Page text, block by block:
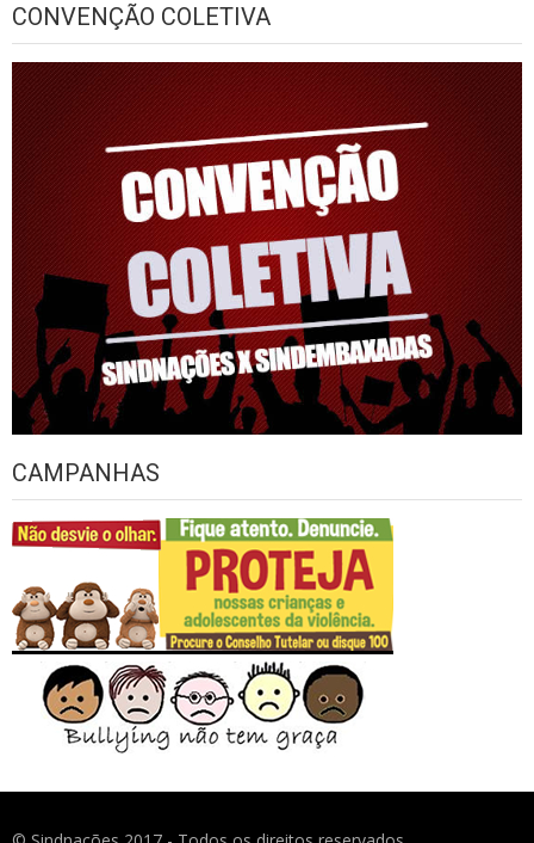
CONVENÇÃO COLETIVA
CAMPANHAS